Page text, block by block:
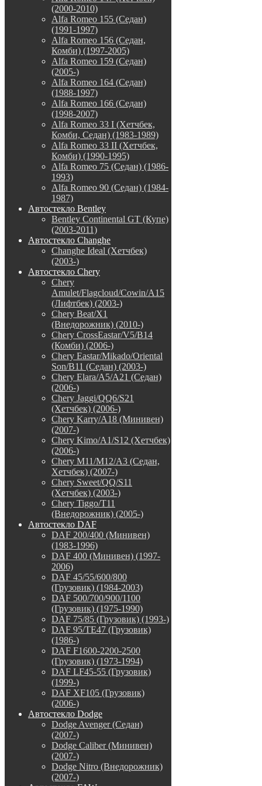
(2000-2010)
Alfa Romeo 155 (Седан)
(1991-1997)
Alfa Romeo 156 (Седан,
Комби) (1997-2005)
Alfa Romeo 159 (Седан)
(2005-)
Alfa Romeo 164 (Седан)
(1988-1997)
Alfa Romeo 166 (Седан)
(1998-2007)
Alfa Romeo 33 I (Хетчбек,
Комби, Седан) (1983-1989)
Alfa Romeo 33 II (Хетчбек,
Комби) (1990-1995)
Alfa Romeo 75 (Седан) (1986-
1993)
Alfa Romeo 90 (Седан) (1984-
1987)
Автостекло Bentley
Bentley Continental GT (Купе)
(2003-2011)
Автостекло Changhe
Changhe Ideal (Хетчбек)
(2003-)
Автостекло Chery
Chery
Amulet/Flagcloud/Cowin/A15
(Лифтбек) (2003-)
Chery Beat/X1
(Внедорожник) (2010-)
Chery CrossEastar/V5/B14
(Комби) (2006-)
Chery Eastar/Mikado/Oriental
Son/B11 (Седан) (2003-)
Chery Elara/A5/A21 (Седан)
(2006-)
Chery Jaggi/QQ6/S21
(Хетчбек) (2006-)
Chery Karry/A18 (Минивен)
(2007-)
Chery Kimo/A1/S12 (Хетчбек)
(2006-)
Chery M11/M12/A3 (Седан,
Хетчбек) (2007-)
Chery Sweet/QQ/S11
(Хетчбек) (2003-)
Chery Tiggo/T11
(Внедорожник) (2005-)
Автостекло DAF
DAF 200/400 (Минивен)
(1983-1996)
DAF 400 (Минивен) (1997-
2006)
DAF 45/55/600/800
(Грузовик) (1984-2003)
DAF 500/700/900/1100
(Грузовик) (1975-1990)
DAF 75/85 (Грузовик) (1993-)
DAF 95/TE47 (Грузовик)
(1986-)
DAF F1600-2200-2500
(Грузовик) (1973-1994)
DAF LF45-55 (Грузовик)
(1999-)
DAF XF105 (Грузовик)
(2006-)
Автостекло Dodge
Dodge Avenger (Седан)
(2007-)
Dodge Caliber (Минивен)
(2007-)
Dodge Nitro (Внедорожник)
(2007-)